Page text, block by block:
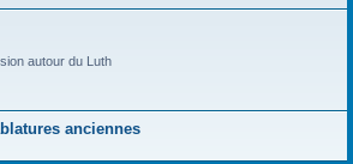
autour du Luth
anciennes